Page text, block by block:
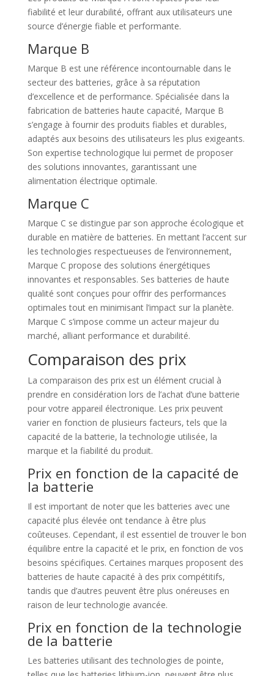
fiabilité et leur durabilité, offrant aux utilisateurs une
source d’énergie fiable et performante.
Marque B
Marque B est une référence incontournable dans le
secteur des batteries, grâce à sa réputation
d’excellence et de performance. Spécialisée dans la
fabrication de batteries haute capacité, Marque B
s’engage à fournir des produits fiables et durables,
adaptés aux besoins des utilisateurs les plus exigeants.
Son expertise technologique lui permet de proposer
des solutions innovantes, garantissant une
alimentation électrique optimale.
Marque C
Marque C se distingue par son approche écologique et
durable en matière de batteries. En mettant l’accent sur
les technologies respectueuses de l’environnement,
Marque C propose des solutions énergétiques
innovantes et responsables. Ses batteries de haute
qualité sont conçues pour offrir des performances
optimales tout en minimisant l’impact sur la planète.
Marque C s’impose comme un acteur majeur du
marché, alliant performance et durabilité.
Comparaison des prix
La comparaison des prix est un élément crucial à
prendre en considération lors de l’achat d’une batterie
pour votre appareil électronique. Les prix peuvent
varier en fonction de plusieurs facteurs, tels que la
capacité de la batterie, la technologie utilisée, la
marque et la fiabilité du produit.
Prix en fonction de la capacité de
la batterie
Il est important de noter que les batteries avec une
capacité plus élevée ont tendance à être plus
coûteuses. Cependant, il est essentiel de trouver le bon
équilibre entre la capacité et le prix, en fonction de vos
besoins spécifiques. Certaines marques proposent des
batteries de haute capacité à des prix compétitifs,
tandis que d’autres peuvent être plus onéreuses en
raison de leur technologie avancée.
Prix en fonction de la technologie
de la batterie
Les batteries utilisant des technologies de pointe,